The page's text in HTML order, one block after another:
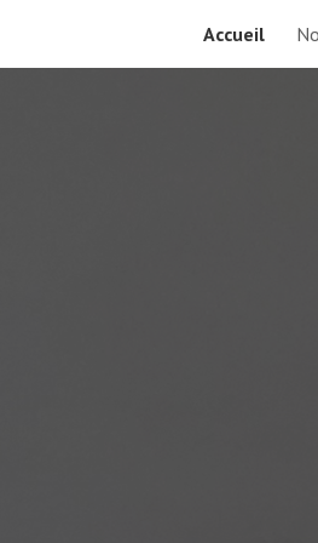
Skip to navigation
Accueil